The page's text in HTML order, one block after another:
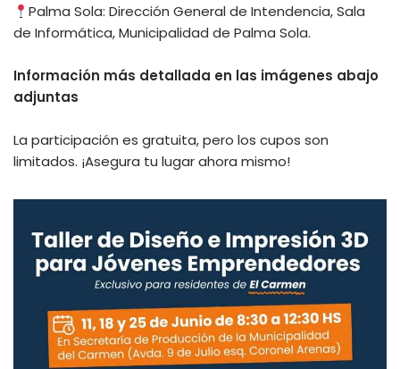
Palma Sola: Dirección General de Intendencia, Sala
de Informática, Municipalidad de Palma Sola.
Información más detallada en las imágenes abajo
adjuntas
La participación es gratuita, pero los cupos son
limitados. ¡Asegura tu lugar ahora mismo!